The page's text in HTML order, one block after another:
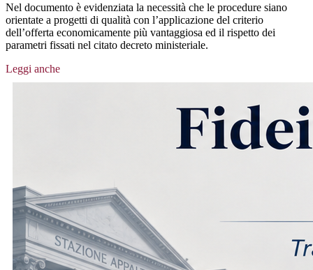
Nel documento è evidenziata la necessità che le procedure siano
orientate a progetti di qualità con l’applicazione del criterio
dell’offerta economicamente più vantaggiosa ed il rispetto dei
parametri fissati nel citato decreto ministeriale.
Leggi anche